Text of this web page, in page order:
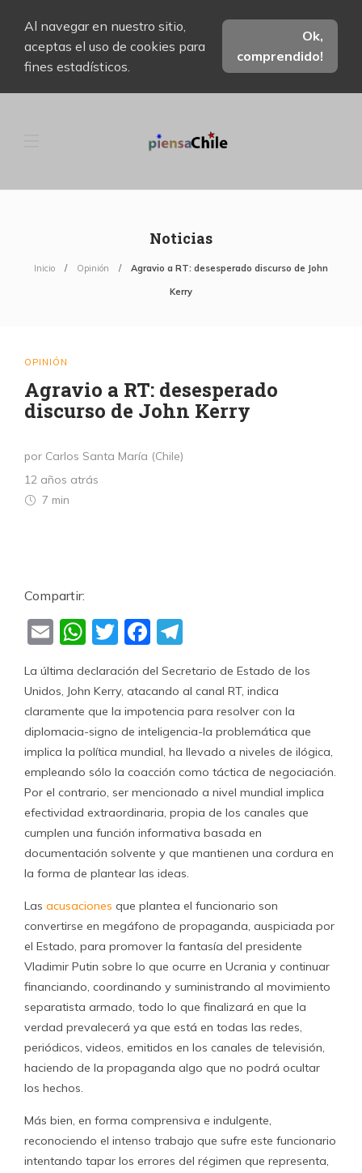
Al navegar en nuestro sitio,
aceptas el uso de cookies para
fines estadísticos.
Ok,
comprendido!
Noticias
Inicio Opinión Agravio a RT: desesperado discurso de John
Kerry
OPINIÓN
Agravio a RT: desesperado
discurso de John Kerry
por Carlos Santa María (Chile)
12 años atrás
7 min
Compartir:
EmailWhatsApp
TwitterFacebook
La última declaración del Secretario de Estado de los
Unidos, John Kerry, atacando al canal RT, indica
claramente que la impotencia para resolver con la
diplomacia-signo de inteligencia-la problemática que
implica la política mundial, ha llevado a niveles de ilógica,
empleando sólo la coacción como táctica de negociación.
Por el contrario, ser mencionado a nivel mundial implica
efectividad extraordinaria, propia de los canales que
cumplen una función informativa basada en
documentación solvente y que mantienen una cordura en
la forma de plantear las ideas.
Las acusaciones que plantea el funcionario son
convertirse en megáfono de propaganda, auspiciada por
el Estado, para promover la fantasía del presidente
Vladimir Putin sobre lo que ocurre en Ucrania y continuar
financiando, coordinando y suministrando al movimiento
separatista armado, todo lo que finalizará en que la
verdad prevalecerá ya que está en todas las redes,
periódicos, videos, emitidos en los canales de televisión,
haciendo de la propaganda algo que no podrá ocultar
los hechos.
Más bien, en forma comprensiva e indulgente,
reconociendo el intenso trabajo que sufre este funcionario
intentando tapar los errores del régimen que representa,